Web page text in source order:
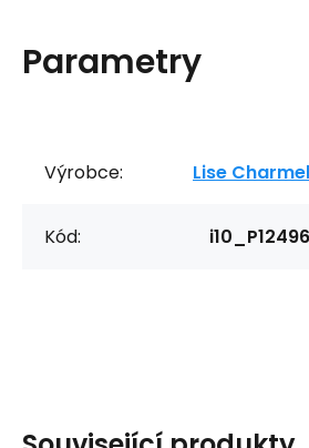
Parametry
Výrobce: Lise Charmel
Kód: i10_P12496